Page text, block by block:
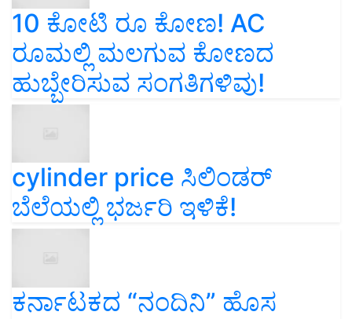
10 ಕೋಟಿ ರೂ ಕೋಣ! AC
ರೂಮಲ್ಲಿ ಮಲಗುವ ಕೋಣದ
ಹುಬ್ಬೇರಿಸುವ ಸಂಗತಿಗಳಿವು!
cylinder price ಸಿಲಿಂಡರ್‌
ಬೆಲೆಯಲ್ಲಿ ಭರ್ಜರಿ ಇಳಿಕೆ!
ಕರ್ನಾಟಕದ “ನಂದಿನಿ” ಹೊಸ